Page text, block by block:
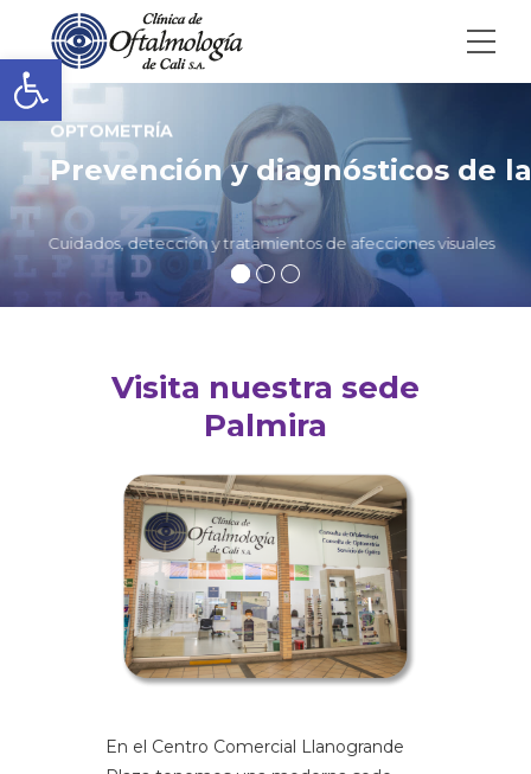
Abrir barra de herramientas
OPTOMETRÍA
Prevención ydiagnósticos de
Cuidados, detección y tratamientos de afecciones visuales
Visita nuestra sede
Palmira
En el Centro Comercial Llanogrande